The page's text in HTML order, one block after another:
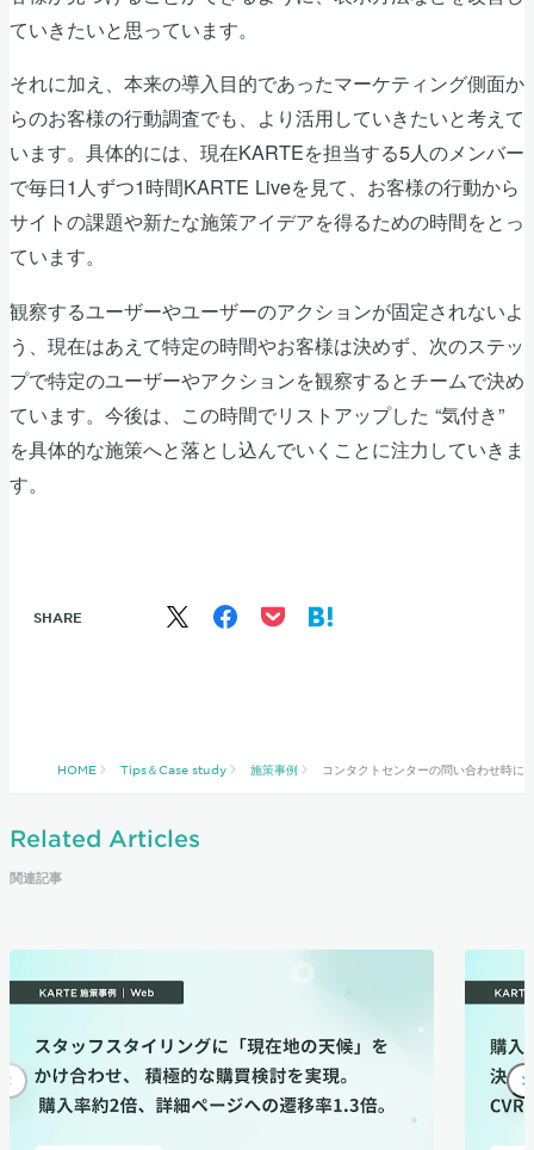
ていきたいと思っています。
それに加え、本来の導入目的であったマーケティング側面か
らのお客様の行動調査でも、より活用していきたいと考えて
います。具体的には、現在KARTEを担当する5人のメンバー
で毎日1人ずつ1時間KARTE Liveを見て、お客様の行動から
サイトの課題や新たな施策アイデアを得るための時間をとっ
ています。
観察するユーザーやユーザーのアクションが固定されないよ
う、現在はあえて特定の時間やお客様は決めず、次のステッ
プで特定のユーザーやアクションを観察するとチームで決め
ています。今後は、この時間でリストアップした “気付き”
を具体的な施策へと落とし込んでいくことに注力していきま
す。
SHARE
HOME Tips＆Case study 施策事例 コンタクトセンターの問い合わせ時
Related Articles
関連記事